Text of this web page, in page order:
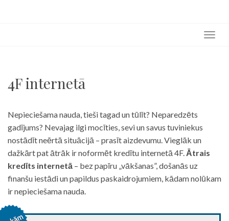
4F internetā
Nepieciešama nauda, tieši tagad un tūlīt? Neparedzēts
gadījums? Nevajag ilgi mocīties, sevi un savus tuviniekus
nostādīt neērtā situācijā – prasīt aizdevumu. Vieglāk un
dažkārt pat ātrāk ir noformēt kredītu internetā 4F. Ātrais
kredīts internetā – bez papīru „vākšanas”, došanās uz
finanšu iestādi un papildus paskaidrojumiem, kādam nolūkam
ir nepieciešama nauda.